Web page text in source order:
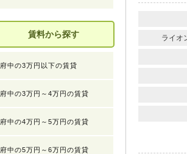
ライオ
賃料から探す
府中の3万円以下の賃貸
府中の3万円～4万円の賃貸
府中の4万円～5万円の賃貸
府中の5万円～6万円の賃貸